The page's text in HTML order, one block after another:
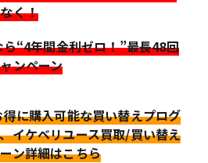
く！
“4年間金利ゼロ！”最長48回
ンペーン
に購入可能な買い替えプログ
イケベリユース買取/買い替え
ン詳細はこちら